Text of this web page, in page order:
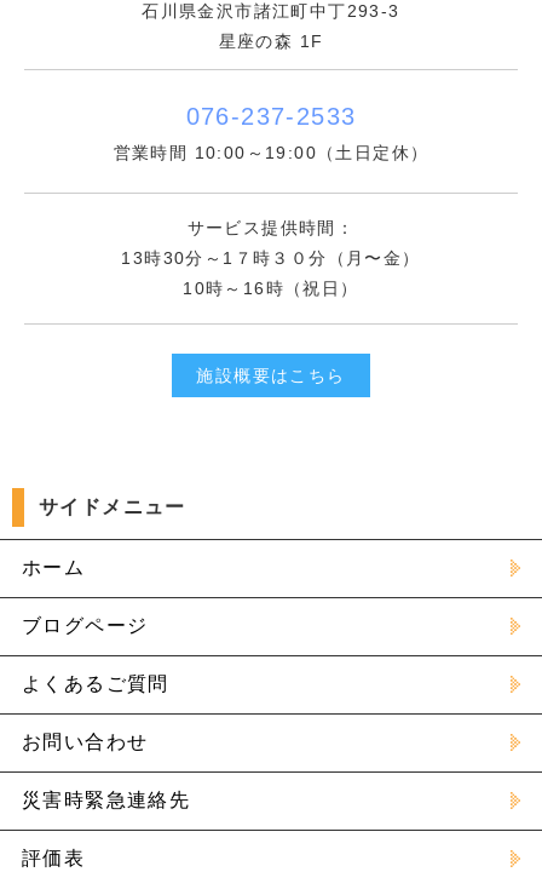
石川県金沢市諸江町中丁293-3
星座の森 1F
076-237-2533
営業時間 10:00～19:00（土日定休）
サービス提供時間：
13時30分～1７時３０分（月〜金）
10時～16時（祝日）
施設概要はこちら
サイドメニュー
ホーム
ブログページ
よくあるご質問
お問い合わせ
災害時緊急連絡先
評価表